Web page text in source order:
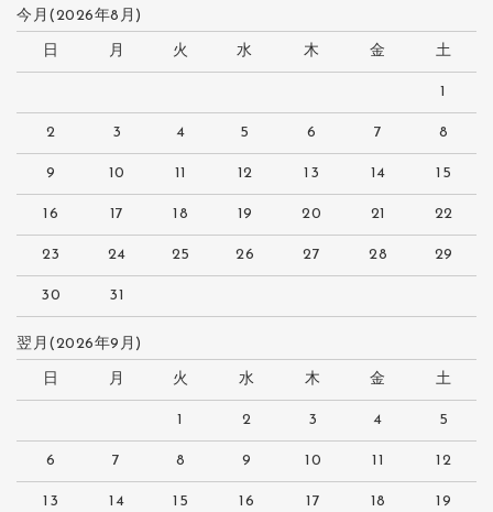
今月(2026年8月)
日 月 火 水 木 金 土
1
2 3 4 5 6 7 8
9 10 11 12 13 14 15
16 17 18 19 20 21 22
23 24 25 26 27 28 29
30 31
翌月(2026年9月)
日 月 火 水 木 金 土
1 2 3 4 5
6 7 8 9 10 11 12
13 14 15 16 17 18 19